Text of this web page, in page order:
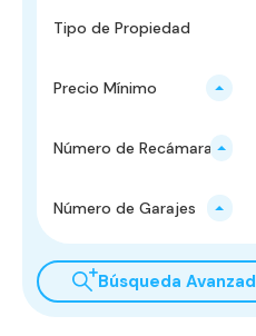
Tipo de Propiedad
Precio Mínimo
Número de Recámaras
Número de Garajes
Búsqueda